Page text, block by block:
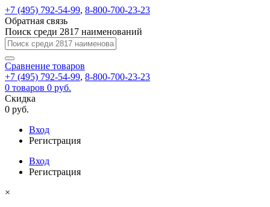
+7 (495) 792-54-99, 8-800-700-23-23
Обратная связь
Поиск среди 2817 наименований
Сравнение товаров
+7 (495) 792-54-99, 8-800-700-23-23
0 товаров 0 руб.
Скидка
0 руб.
Вход
Регистрация
Вход
Регистрация
×